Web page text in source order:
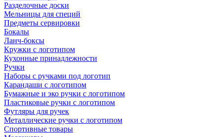
Разделочные доски
Мельницы для специй
Предметы сервировки
Бокалы
Ланч-боксы
Кружки с логотипом
Кухонные принадлежности
Ручки
Наборы с ручками под логотип
Карандаши с логотипом
Бумажные и эко ручки с логотипом
Пластиковые ручки с логотипом
Футляры для ручек
Металлические ручки с логотипом
Спортивные товары